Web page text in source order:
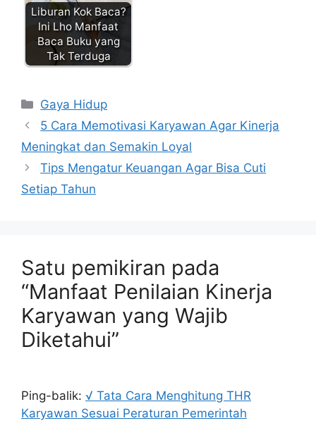
Liburan Kok Baca?
Ini Lho Manfaat
Baca Buku yang
Tak Terduga
Kategori
Gaya Hidup
5 Cara Memotivasi Karyawan Agar Kinerja
Meningkat dan Semakin Loyal
Tips Mengatur Keuangan Agar Bisa Cuti
Setiap Tahun
Satu pemikiran pada
“Manfaat Penilaian Kinerja
Karyawan yang Wajib
Diketahui”
Ping-balik: √ Tata Cara Menghitung THR
Karyawan Sesuai Peraturan Pemerintah